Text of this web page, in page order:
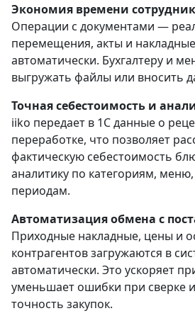
Экономия времени
Операции с документами —
перемещения, акты и
автоматически. Бухгалтеру и
выгружать файлы или вносить
Точная себестоимость и
iiko передает в 1С данные о
переработке, что позволяет
фактическую себестоимость
аналитику по категориям,
периодам.
Автоматизация обмена с
Приходные накладные, цены и
контрагентов загружаются в
автоматически. Это ускоряет
уменьшает ошибки при сверке
точность закупок.